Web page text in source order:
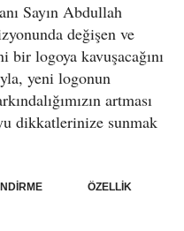
Sayın Abdullah
değişen ve
bir logoya kavuşacağını
yeni logonun
artması
dikkatlerinize sunmak
ÖZELLİK